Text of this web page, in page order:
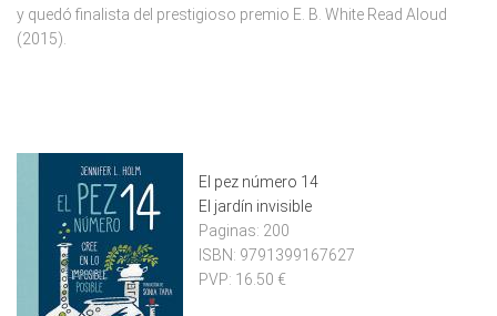
y quedó finalista del prestigioso premio E. B. White Read Aloud
(2015).
El pez número 14
El jardín invisible
Paginas: 200
ISBN: 9791399167627
PVP: 16.50 €